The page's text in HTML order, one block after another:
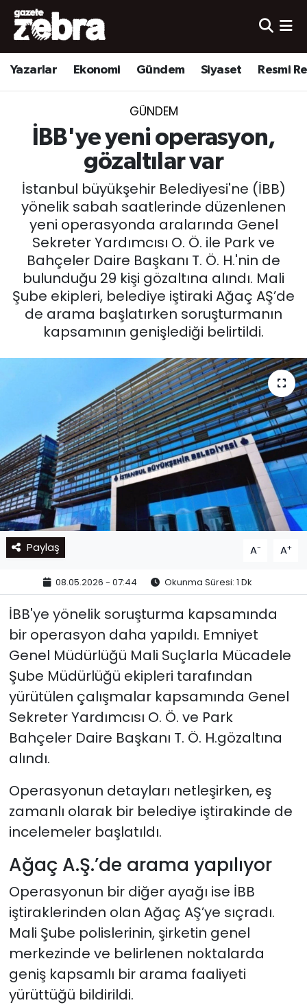
Yazarlar Ekonomi Gündem Siyaset Resmi
GÜNDEM
İBB'ye yeni operasyon,
gözaltılar var
İstanbul büyükşehir Belediyesi'ne (İBB)
yönelik sabah saatlerinde düzenlenen
yeni operasyonda aralarında Genel
Sekreter Yardımcısı O. Ö. ile Park ve
Bahçeler Daire Başkanı T. Ö. H.'nin de
bulunduğu 29 kişi gözaltına alındı. Mali
Şube ekipleri, belediye iştiraki Ağaç AŞ’de
de arama başlatırken soruşturmanın
kapsamının genişlediği belirtildi.
Paylaş A- A+
08.05.2026 - 07:44 Okunma Süresi: 1 Dk
İBB'ye yönelik soruşturma kapsamında
bir operasyon daha yapıldı. Emniyet
Genel Müdürlüğü Mali Suçlarla Mücadele
Şube Müdürlüğü ekipleri tarafından
yürütülen çalışmalar kapsamında Genel
Sekreter Yardımcısı O. Ö. ve Park
Bahçeler Daire Başkanı T. Ö. H.gözaltına
alındı.
Operasyonun detayları netleşirken, eş
zamanlı olarak bir belediye iştirakinde de
incelemeler başlatıldı.
Ağaç A.Ş.’de arama yapılıyor
Operasyonun bir diğer ayağı ise İBB
iştiraklerinden olan Ağaç AŞ’ye sıçradı.
Mali Şube polislerinin, şirketin genel
merkezinde ve belirlenen noktalarda
geniş kapsamlı bir arama faaliyeti
yürüttüğü bildirildi.
Yazarlar
Ekonomi
Kültür-Sanat
Spor
Nöbetçi Eczaneler
Hava Durumu
Trafik Durumu
Süper Lig Puan Durumu ve Fikstür
Tüm Manşetler
Son Dakika Haberleri
Haber Arşivi